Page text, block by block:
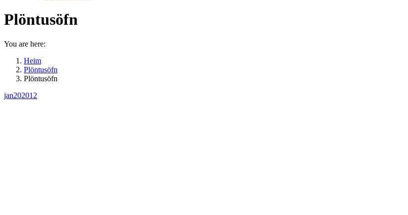
Plöntusöfn
You are here:
Heim
Plöntusöfn
Plöntusöfn
jan202012